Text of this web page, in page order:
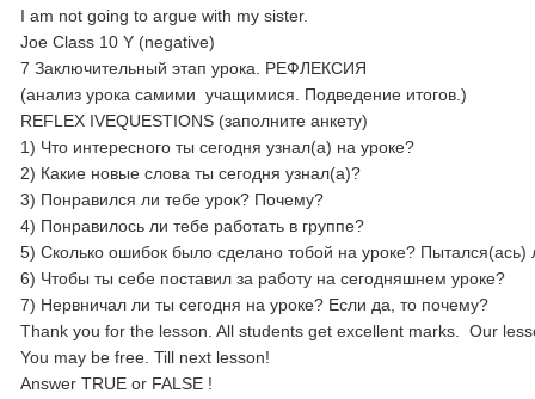
I am not going to argue with my sister.
Joe Class 10 Y (negative)
7 Заключительный этап урока. РЕФЛЕКСИЯ
(анализ урока самими учащимися. Подведение итогов.)
REFLEX IVEQUESTIONS (заполните анкету)
1) Что интересного ты сегодня узнал(а) на уроке?
2) Какие новые слова ты сегодня узнал(а)?
3) Понравился ли тебе урок? Почему?
4) Понравилось ли тебе работать в группе?
5) Сколько ошибок было сделано тобой на уроке? Пытался(ась)
6) Чтобы ты себе поставил за работу на сегодняшнем уроке?
7) Нервничал ли ты сегодня на уроке? Если да, то почему?
Thank you for the lesson. All students get excellent marks. Our
You may be free. Till next lesson!
Answer TRUE or FALSE !